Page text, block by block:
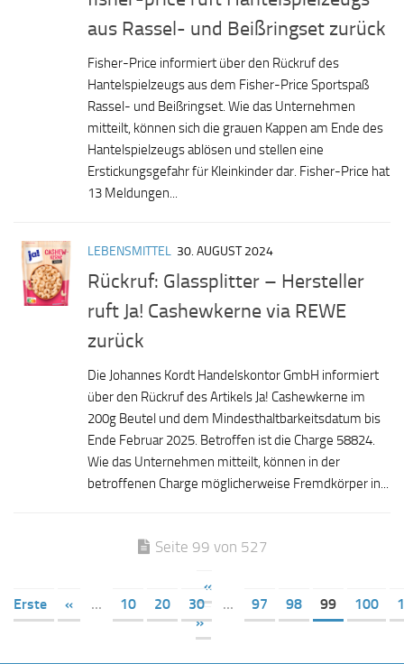
aus Rassel- und Beißringset zurück
Fisher-Price informiert über den Rückruf des
Hantelspielzeugs aus dem Fisher-Price Sportspaß
Rassel- und Beißringset. Wie das Unternehmen
mitteilt, können sich die grauen Kappen am Ende des
Hantelspielzeugs ablösen und stellen eine
Erstickungsgefahr für Kleinkinder dar. Fisher-Price hat
13 Meldungen...
LEBENSMITTEL 30. AUGUST 2024
Rückruf: Glassplitter – Hersteller
ruft Ja! Cashewkerne via REWE
zurück
Die Johannes Kordt Handelskontor GmbH informiert
über den Rückruf des Artikels Ja! Cashewkerne im
200g Beutel und dem Mindesthaltbarkeitsdatum bis
Ende Februar 2025. Betroffen ist die Charge 58824.
Wie das Unternehmen mitteilt, können in der
betroffenen Charge möglicherweise Fremdkörper in...
Seite 99 von 527
«
Erste
« ... 10 20 30 ... 97 98 99 100
»